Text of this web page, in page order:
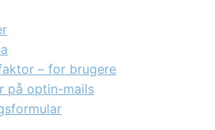
– for brugere
på optin-mails